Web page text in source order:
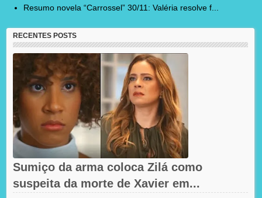
Resumo novela “Carrossel” 30/11: Valéria resolve f...
RECENTES POSTS
Sumiço da arma coloca Zilá como
suspeita da morte de Xavier em...